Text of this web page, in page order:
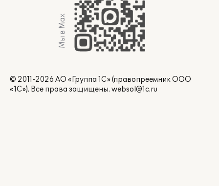
Мы в Max
© 2011-2026 АО «Группа 1С» (правопреемник ООО
«1С»). Все права защищены. websol@1c.ru